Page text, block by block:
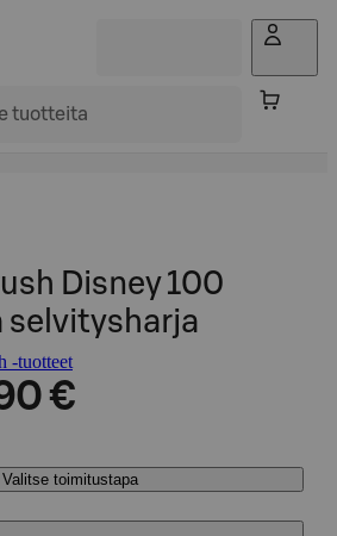
Disney 100
selvitysharja
-tuotteet
€
Valitse toimitustapa